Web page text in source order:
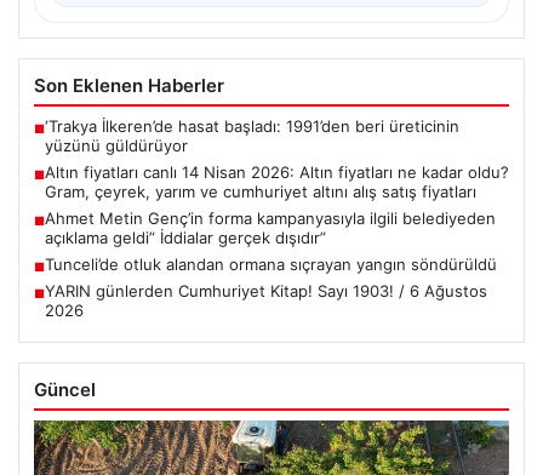
Son Eklenen Haberler
■‘Trakya İlkeren’de hasat başladı: 1991’den beri üreticinin
yüzünü güldürüyor
■Altın fiyatları canlı 14 Nisan 2026: Altın fiyatları ne kadar oldu?
Gram, çeyrek, yarım ve cumhuriyet altını alış satış fiyatları
■Ahmet Metin Genç’in forma kampanyasıyla ilgili belediyeden
açıklama geldi” İddialar gerçek dışıdır”
■Tunceli’de otluk alandan ormana sıçrayan yangın söndürüldü
■YARIN günlerden Cumhuriyet Kitap! Sayı 1903! / 6 Ağustos
2026
Güncel